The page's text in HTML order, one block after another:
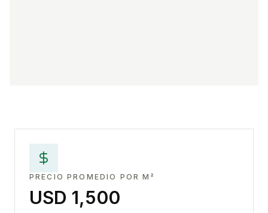
PRECIO PROMEDIO POR M²
USD 1,500